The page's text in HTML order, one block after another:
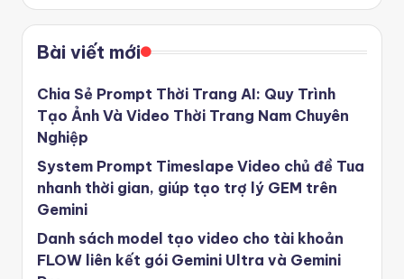
Bài viết mới
Chia Sẻ Prompt Thời Trang AI: Quy Trình
Tạo Ảnh Và Video Thời Trang Nam Chuyên
Nghiệp
System Prompt Timeslape Video chủ đề Tua
nhanh thời gian, giúp tạo trợ lý GEM trên
Gemini
Danh sách model tạo video cho tài khoản
FLOW liên kết gói Gemini Ultra và Gemini